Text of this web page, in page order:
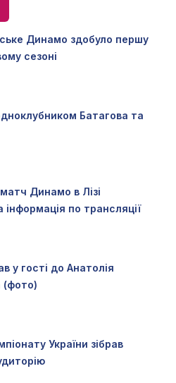
Динамо здобуло першу
сезоні
Батагова та
Динамо в Лізі
по трансляції
у гості до Анатолія
(фото)
України зібрав